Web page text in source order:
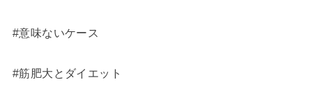
#意味ないケース
#筋肥大とダイエット